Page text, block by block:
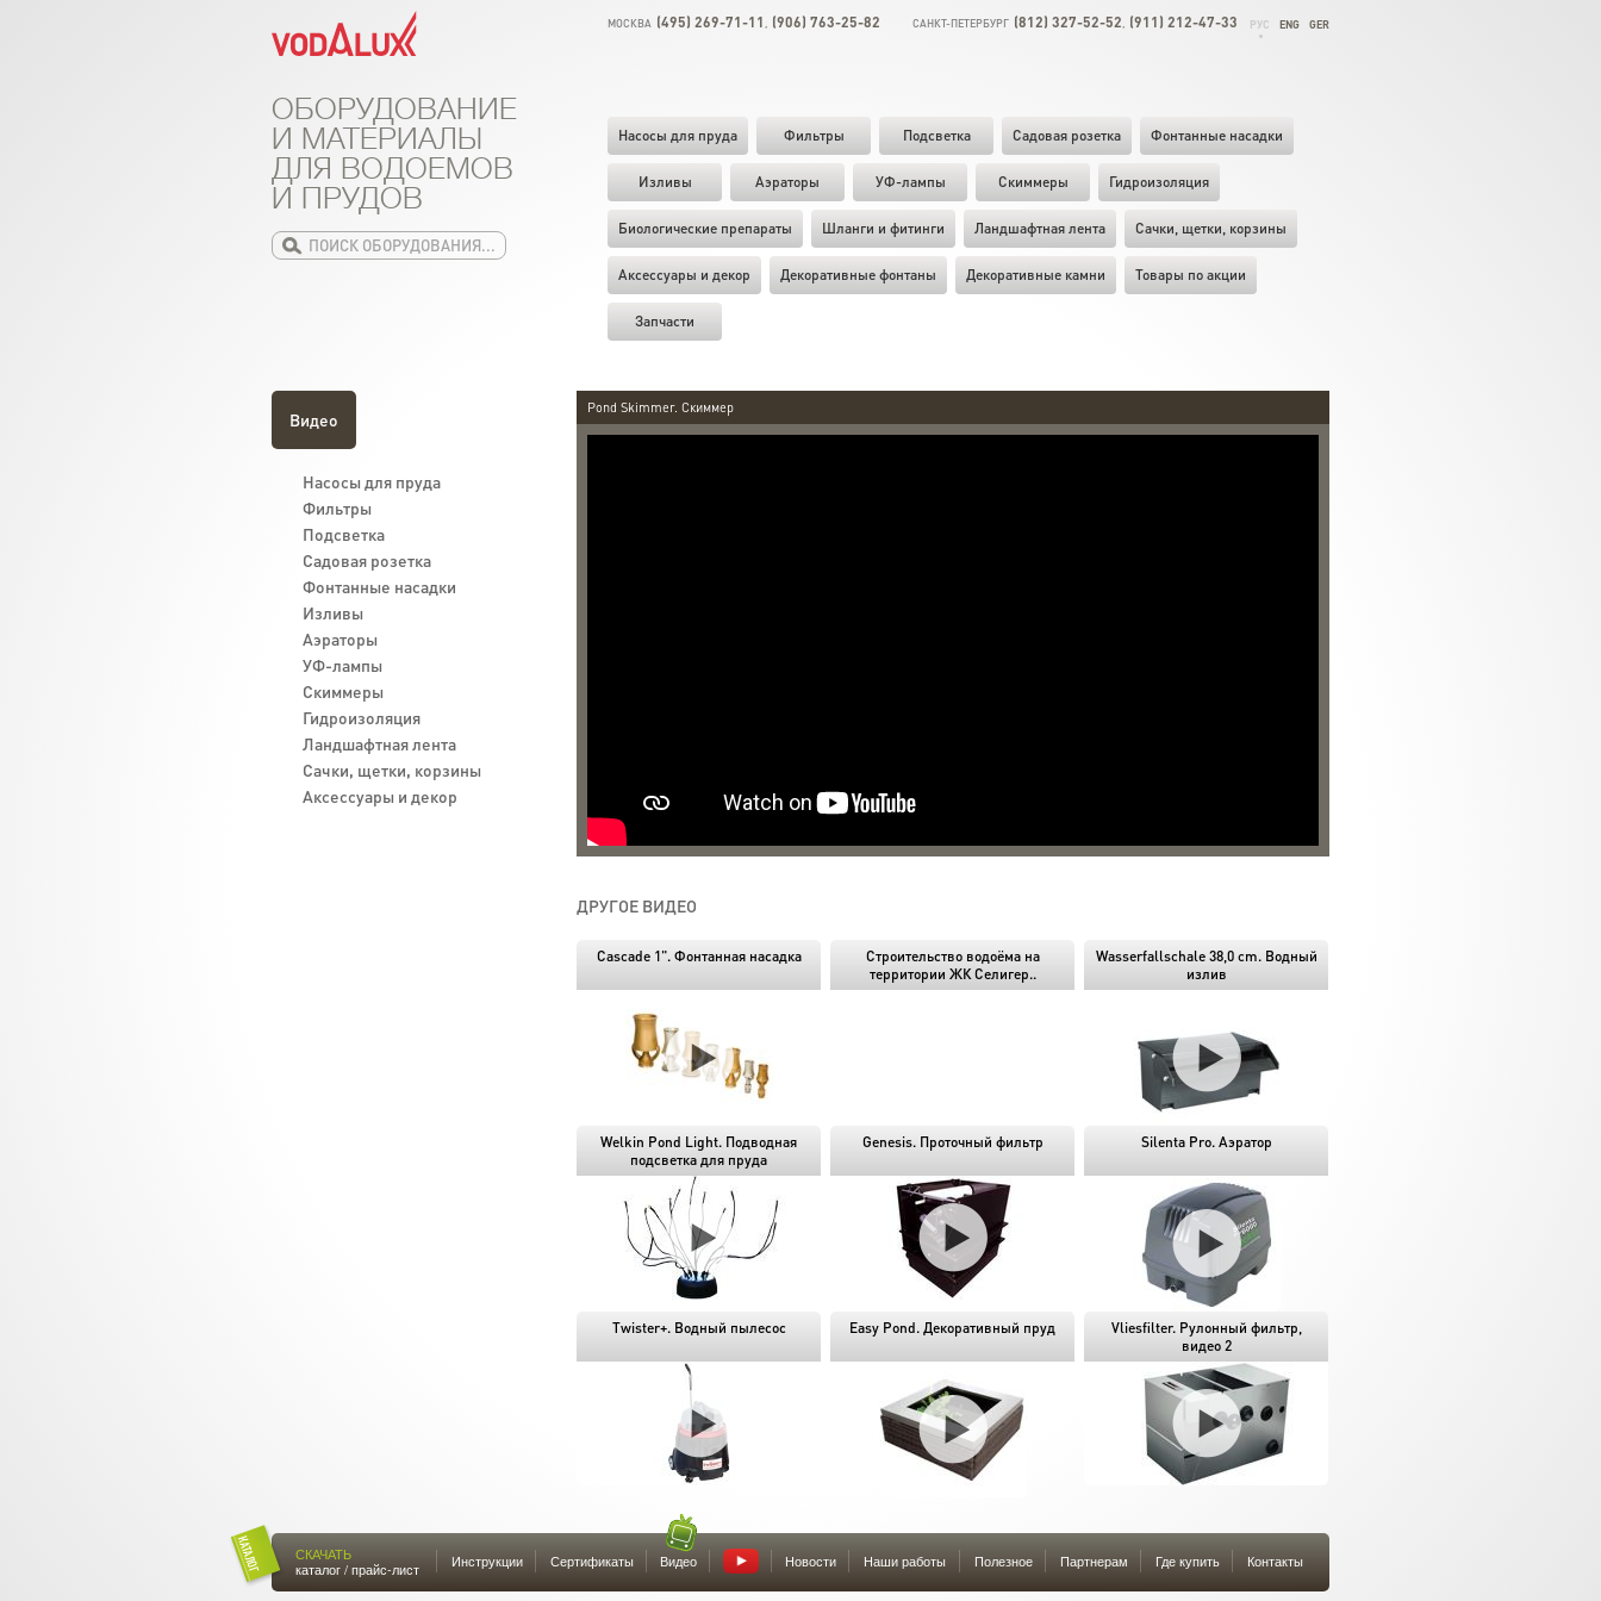
МОСКВА (495) 269-71-11 (906) 763-25-82 САНКТ-ПЕТЕРБУРГ (812) 327-52-52 (911) 212-47-33 РУС ENG GER
Насосы для пруда Фильтры Подсветка Садовая розетка Фонтанные насадки
Изливы Аэраторы УФ-лампы Скиммеры Гидроизоляция
Биологические препараты Шланги и фитинги Ландшафтная лента Cачки, щетки, корзины
Аксессуары и декор Декоративные фонтаны Декоративные камни Товары по акции
Запчасти
ОБОРУДОВАНИЕ
И МАТЕРИАЛЫ
ДЛЯ ВОДОЕМОВ
И ПРУДОВ
Pond Skimmer. Скиммер
ДРУГОЕ ВИДЕО
Cascade 1". Фонтанная насадка
Строительство водоёма на
территории ЖК Селигер..
Wasserfallschale 38,0 cm. Водный
излив
Welkin Pond Light. Подводная
подсветка для пруда
Genesis. Проточный фильтр Silenta Pro. Аэратор
Twister+. Водный пылесос Easy Pond. Декоративный пруд
Vliesfilter. Рулонный фильтр,
видео 2
Видео
Насосы для пруда
Фильтры
Подсветка
Садовая розетка
Фонтанные насадки
Изливы
Аэраторы
УФ-лампы
Скиммеры
Гидроизоляция
Ландшафтная лента
Cачки, щетки, корзины
Аксессуары и декор
СКАЧАТЬ
каталог / прайс-лист
Инструкции Сертификаты Видео Новости Наши работы Полезное Партнерам Где купить Контакты